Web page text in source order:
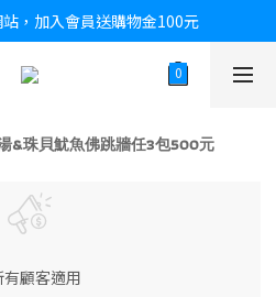
，加入會員送購物金100元
&珠貝魷魚佛跳牆任3包500元
有顧客適用